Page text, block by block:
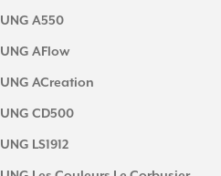
JUNG A550
JUNG AFlow
JUNG ACreation
JUNG CD500
JUNG LS1912